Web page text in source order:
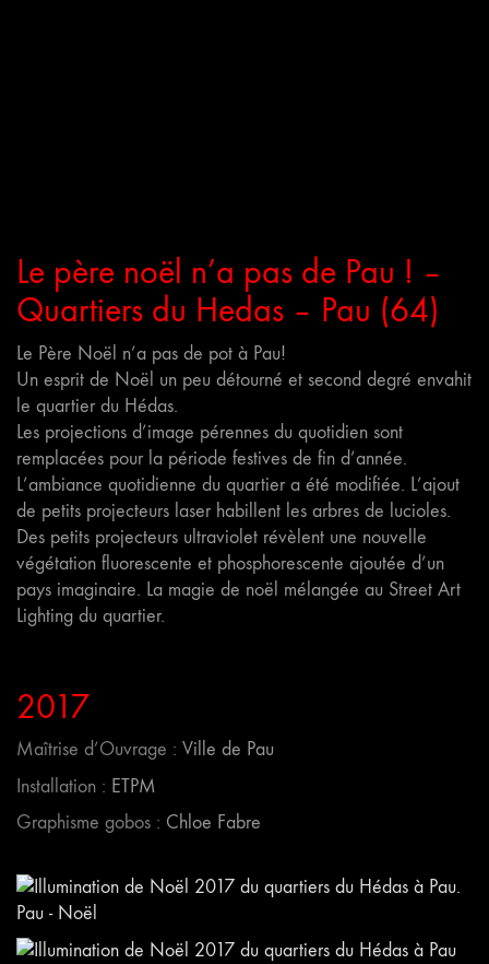
Le père noël n’a pas de Pau ! –
Quartiers du Hedas – Pau (64)
Le Père Noël n’a pas de pot à Pau!
Un esprit de Noël un peu détourné et second degré envahit
le quartier du Hédas.
Les projections d’image pérennes du quotidien sont
remplacées pour la période festives de fin d’année.
L’ambiance quotidienne du quartier a été modifiée. L’ajout
de petits projecteurs laser habillent les arbres de lucioles.
Des petits projecteurs ultraviolet révèlent une nouvelle
végétation fluorescente et phosphorescente ajoutée d’un
pays imaginaire. La magie de noël mélangée au Street Art
Lighting du quartier.
2017
Maîtrise d’Ouvrage : Ville de Pau
Installation : ETPM
Graphisme gobos : Chloe Fabre